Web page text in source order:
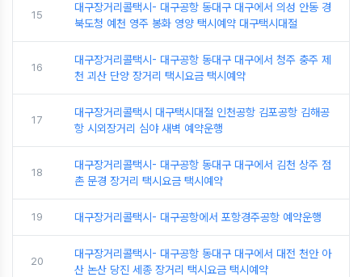
15
대구장거리콜택시- 대구공항 동대구 대구에서 의성 안동 경
북도청 예천 영주 봉화 영양 택시예약 대구택시대절
16
대구장거리콜택시- 대구공항 동대구 대구에서 청주 충주 제
천 괴산 단양 장거리 택시요금 택시예약
17
대구장거리콜택시 대구택시대절 인천공항 김포공항 김해공
항 시외장거리 심야 새벽 예약운행
18
대구장거리콜택시- 대구공항 동대구 대구에서 김천 상주 점
촌 문경 장거리 택시요금 택시예약
19 대구장거리콜택시- 대구공항에서 포항경주공항 예약운행
20
대구장거리콜택시- 대구공항 동대구 대구에서 대전 천안 아
산 논산 당진 세종 장거리 택시요금 택시예약